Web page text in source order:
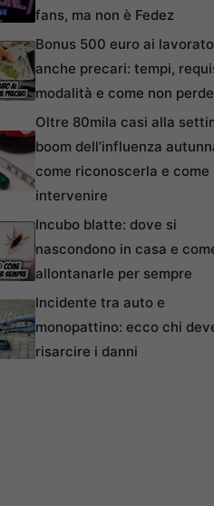
fans, ma non è Fedez
Bonus 500 euro ai
anche precari: tempi,
modalità e come non
Oltre 80mila casi alla
boom dell’influenza
come riconoscerla e come
intervenire
Incubo blatte: dove si
nascondono in casa e
allontanarle per sempre
Incidente tra auto e
monopattino: ecco chi
risarcire i danni